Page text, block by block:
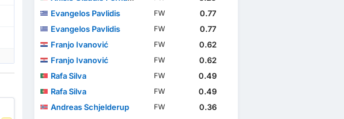
Evangelos Pavlidis
FW
0.77
Evangelos Pavlidis
FW
0.77
Franjo Ivanović
FW
0.62
Franjo Ivanović
FW
0.62
Rafa Silva
FW
0.49
Rafa Silva
FW
0.49
Andreas Schjelderup
FW
0.36